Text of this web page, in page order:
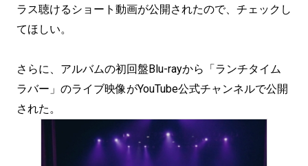
ラス聴けるショート動画が公開されたので、チェックし
てほしい。
さらに、アルバムの初回盤Blu-rayから「ランチタイム
ラバー」のライブ映像がYouTube公式チャンネルで公開
された。